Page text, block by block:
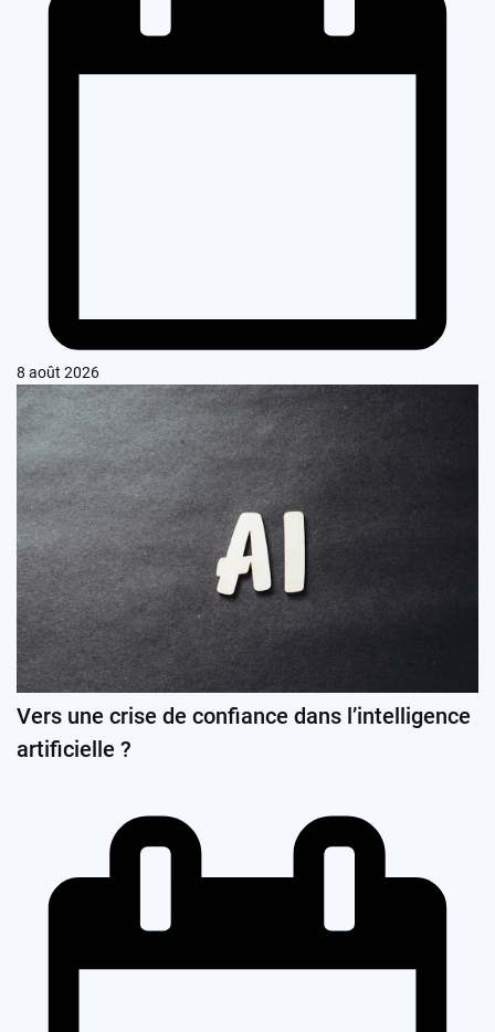
8 août 2026
Vers une crise de confiance dans l’intelligence
artificielle ?